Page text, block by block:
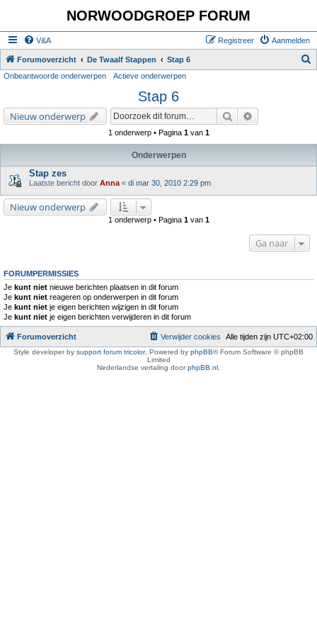
NORWOODGROEP FORUM
V&A Aanmelden
Registreer
Forumoverzicht De Twaalf Stappen Stap 6
Onbeantwoorde onderwerpen Actieve onderwerpen
Stap 6
Nieuw onderwerp Zoek
1 onderwerp • Pagina 1van 1
Onderwerpen
Stap zes
Laatste bericht door Anna « di mar 30, 2010 2:29 pm
Nieuw onderwerp
1 onderwerp • Pagina 1van 1
Ga naar
FORUMPERMISSIES
Je kunt niet nieuwe berichten plaatsen in dit forum
Je kunt niet reageren op onderwerpen in dit forum
Je kunt niet je eigen berichten wijzigen in dit forum
Je kunt niet je eigen berichten verwijderen in dit forum
Forumoverzicht Alle tijden zijn UTC+02:00
Verwijder cookies
Style developer by support forum tricolor, Powered by phpBB® Forum Software © phpBB
Limited
Nederlandse vertaling doorphpBB.nl